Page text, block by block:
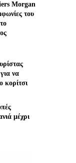
Morgan
του
να
κορίτσι
μέχρι